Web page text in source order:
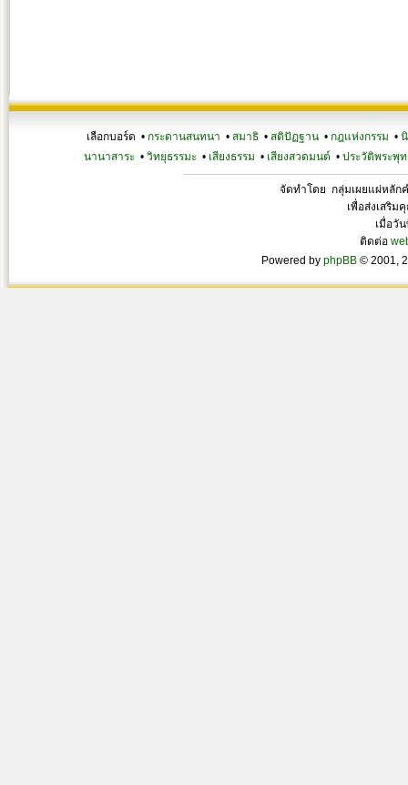
เลือกบอร์ด • กระดานสนทนา • สมาธิ • สติปัฏฐาน • กฎแห่งกรรม •
นานาสาระ• วิทยุธรรมะ• เสียงธรรม • เสียงสวดมนต์ • ประวัติพระพุท
จัดทำโดย กลุ่มเผยแผ่หลัก
เพื่อส่งเสริม
เมื่อวั
ติดต่อ
Powered by phpBB © 2001,